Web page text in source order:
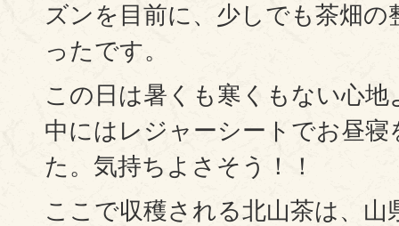
ズンを目前に、少しでも茶畑
ったです。
この日は暑くも寒くもない心地
中にはレジャーシートでお昼
た。気持ちよさそう！！
ここで収穫される北山茶は、山